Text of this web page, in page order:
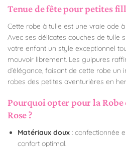
Tenue de fête pour petites
Cette robe à tulle est une vraie ode
Avec ses délicates couches de tulle
votre enfant un style exceptionnel
mouvoir librement. Les guipures
d’élégance, faisant de cette robe un
robes des petites aventurières en
Pourquoi opter pour la
Rose ?
Matériaux doux : confectionnée
confort optimal.